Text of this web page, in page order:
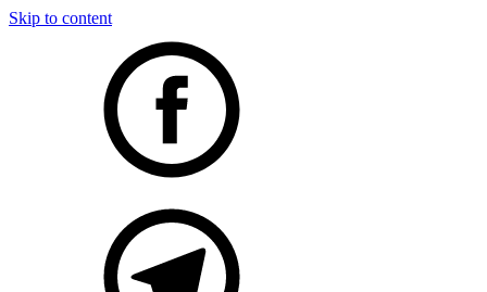
Skip to content